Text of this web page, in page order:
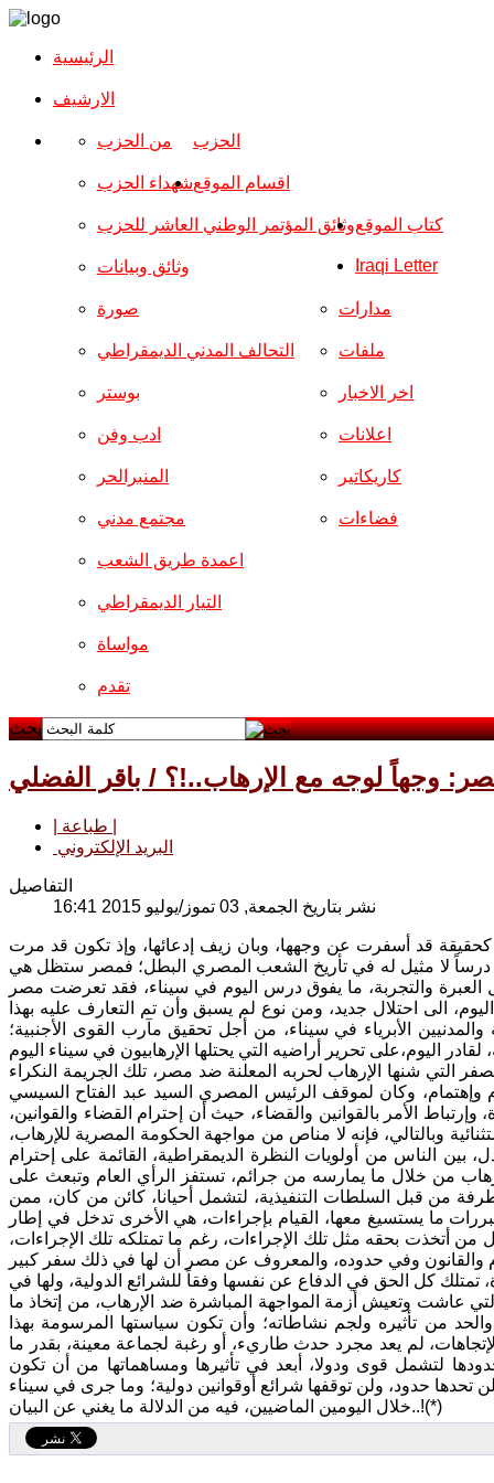
الرئيسية
الارشیف
الحزب من الحزب
شهداء الحزب
وثائق المؤتمر الوطني العاشر للحزب
وثائق وبيانات
اقسام الموقع
صورة
التحالف المدني الديمقراطي
بوستر
ادب وفن
المنبرالحر
مجتمع مدني
مدارات
ملفات
اخر الاخبار
اعلانات
كاريكاتير
فضاءات
اعمدة طريق الشعب
التيار الديمقراطي
مواساة
تقدم
كتاب الموقع
Iraqi Letter
بحث
وجهاً لوجه مع الإرهاب..!؟ / باقر الفضلي
البريد الإلكتروني
التفاصيل
نشر بتاريخ الجمعة, 03 تموز/يوليو 2015 16:41
قد أسفرت عن وجهها، وبان زيف إدعائها، وإذ تكون قد مرت
في 30 حزيران/2013، فهي وبحق، كانت درساً لا مثيل له في تأريخ الشعب المصري البطل؛ فمصر ستظل هي
العبرة والتجربة، ما يفوق درس اليوم في سيناء، فقد تعرضت مصر
الى احتلال جديد، ومن نوع لم يسبق وأن تم التعارف عليه بهذا
الأبرياء في سيناء، من أجل تحقيق مآرب القوى الأجنبية؛
التي شنها الإرهاب لحربه المعلنة ضد مصر، تلك الجريمة النكراء
وإهتمام، وكان لموقف الرئيس المصري السيد عبد الفتاح السيسي
الأمر بالقوانين والقضاء، حيث أن إحترام القضاء والقوانين،
وبالتالي، فإنه لا مناص من مواجهة الحكومة المصرية للإرهاب،
بين الناس من أولويات النظرة الديمقراطية، القائمة على إحترام
من خلال ما يمارسه من جرائم، تستفز الرأي العام وتبعث على
من قبل السلطات التنفيذية، لتشمل أحيانا، كائن من كان، ممن
ما يستسيغ معها، القيام بإجراءات، هي الأخرى تدخل في إطار
من أتخذت بحقه مثل تلك الإجراءات، رغم ما تمتلكه تلك الإجراءات،
تمتلك كل الحق في الدفاع عن نفسها وفقاً للشرائع الدولية، ولها في
عاشت وتعيش أزمة المواجهة المباشرة ضد الإرهاب، من إتخاذ ما
من تأثيره ولجم نشاطاته؛ وأن تكون سياستها المرسومة بهذا
لم يعد مجرد حدث طاريء، أو رغبة لجماعة معينة، بقدر ما
لتشمل قوى ودولا، أبعد في تأثيرها ومساهماتها من أن تكون
تحدها حدود، ولن توقفها شرائع أوقوانين دولية؛ وما جرى في سيناء
خلال اليومين الماضيين، فيه من الدلالة ما يغني عن البيان..!(*)